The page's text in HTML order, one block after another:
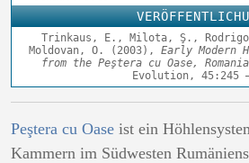
Trinkaus, E., Milota, Ş.,
Moldovan, O. (2003), Early Modern
from the Peştera cu Oase, Romania
Evolution, 45 :245
Peştera cu Oase ist ein
Kammern im Südwesten